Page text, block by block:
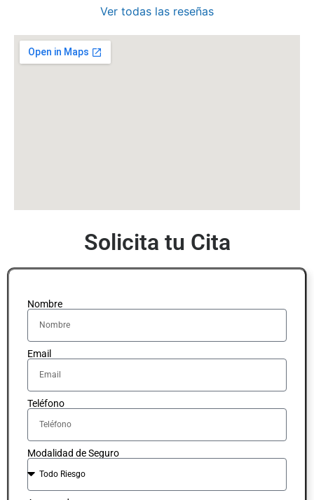
Ver todas las reseñas
Solicita tu Cita
Nombre
Email
Teléfono
Modalidad de Seguro